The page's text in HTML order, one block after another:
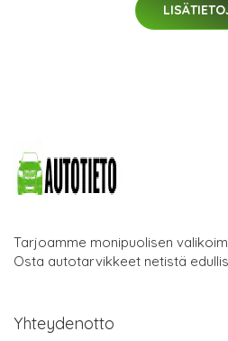
Tarjoamme monipuolisen
Osta autotarvikkeet netistä
Yhteydenotto